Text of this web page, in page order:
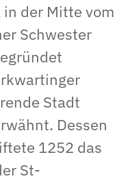
der Mitte vom
Schwester
Stadt
Dessen
1252 das
St-